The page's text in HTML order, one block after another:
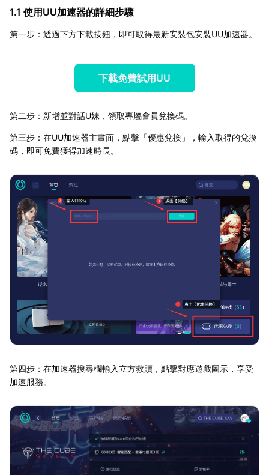
1.1 使用UU加速器的詳細步驟
第一步：透過下方下載按鈕，即可取得最新安裝包安裝UU加速器。
下載免費試用UU
第二步：新增並對話U妹，領取專屬會員兌換碼。
第三步：在UU加速器主畫面，點擊「優惠兌換」，輸入取得的兌換
碼，即可免費獲得加速時長。
第四步：在加速器搜尋欄輸入立方救贖，點擊對應遊戲圖示，享受
加速服務。